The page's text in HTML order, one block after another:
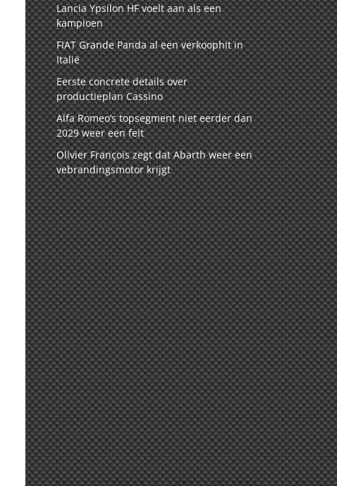
Lancia Ypsilon HF voelt aan als een
kampioen
FIAT Grande Panda al een verkoophit in
Italië
Eerste concrete details over
productieplan Cassino
Alfa Romeo’s topsegment niet eerder dan
2029 weer een feit
Olivier François zegt dat Abarth weer een
vebrandingsmotor krijgt